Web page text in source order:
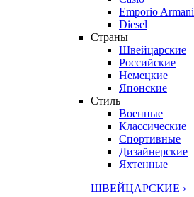
Emporio Armani
Diesel
Страны
Швейцарские
Российские
Немецкие
Японские
Стиль
Военные
Классические
Спортивные
Дизайнерские
Яхтенные
ШВЕЙЦАРСКИЕ ›